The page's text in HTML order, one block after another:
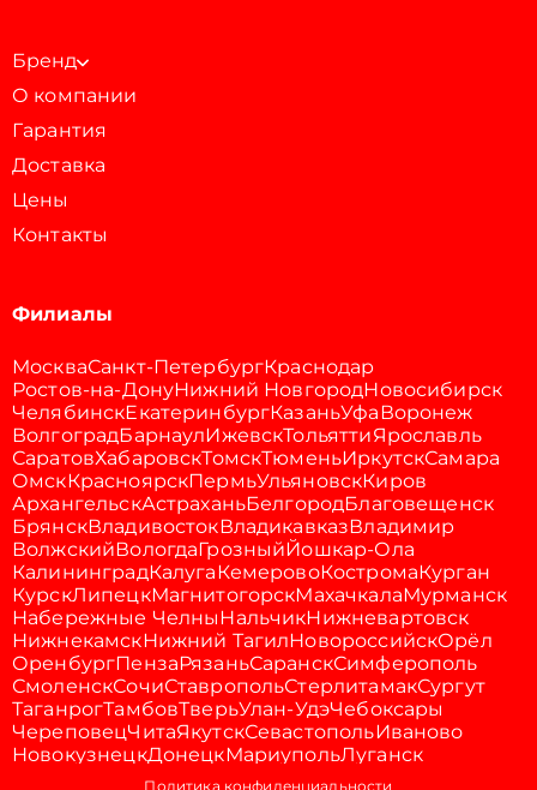
Бренд
О компании
Гарантия
Доставка
Цены
Контакты
Филиалы
МоскваСанкт-ПетербургКраснодар
Ростов-на-ДонуНижний НовгородНовосибирск
ЧелябинскЕкатеринбургКазаньУфаВоронеж
ВолгоградБарнаулИжевскТольяттиЯрославль
СаратовХабаровскТомскТюменьИркутскСамара
ОмскКрасноярскПермьУльяновскКиров
АрхангельскАстраханьБелгородБлаговещенск
БрянскВладивостокВладикавказВладимир
ВолжскийВологдаГрозныйЙошкар-Ола
КалининградКалугаКемеровоКостромаКурган
КурскЛипецкМагнитогорскМахачкалаМурманск
Набережные ЧелныНальчикНижневартовск
НижнекамскНижний ТагилНовороссийскОрёл
ОренбургПензаРязаньСаранскСимферополь
СмоленскСочиСтавропольСтерлитамакСургут
ТаганрогТамбовТверьУлан-УдэЧебоксары
ЧереповецЧитаЯкутскСевастопольИваново
НовокузнецкДонецкМариупольЛуганск
Политика конфиденциальности